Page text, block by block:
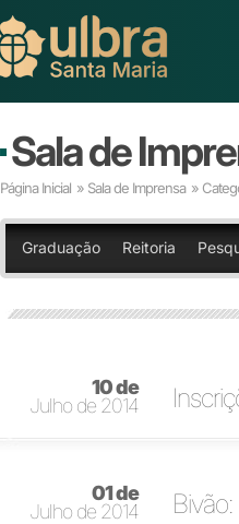
Sala de
Página Inicial » Sala de Imprensa »
Graduação Reitoria
10 de
Julho de 2014
01 de
Julho de 2014